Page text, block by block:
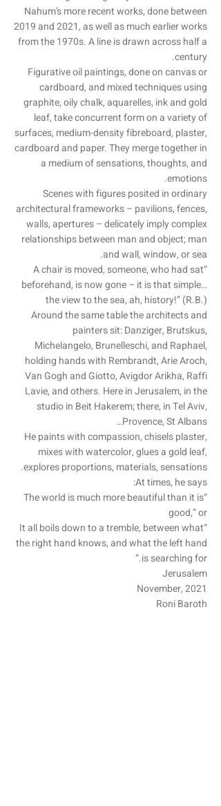
Nahum’s more recent works, done between
2019 and 2021, as well as much earlier works
from the 1970s. A line is drawn across half a
century.
Figurative oil paintings, done on canvas or
cardboard, and mixed techniques using
graphite, oily chalk, aquarelles, ink and gold
leaf, take concurrent form on a variety of
surfaces, medium-density fibreboard, plaster,
cardboard and paper. They merge together in
a medium of sensations, thoughts, and
emotions.
Scenes with figures posited in ordinary
architectural frameworks – pavilions, fences,
walls, apertures – delicately imply complex
relationships between man and object; man
and wall, window, or sea.
“A chair is moved, someone, who had sat
beforehand, is now gone – it is that simple…
the view to the sea, ah, history!” (R.B.)
Around the same table the architects and
painters sit: Danziger, Brutskus,
Michelangelo, Brunelleschi, and Raphael,
holding hands with Rembrandt, Arie Aroch,
Van Gogh and Giotto, Avigdor Arikha, Raffi
Lavie, and others. Here in Jerusalem, in the
studio in Beit Hakerem; there, in Tel Aviv,
Provence, St Albans…
He paints with compassion, chisels plaster,
mixes with watercolor, glues a gold leaf,
explores proportions, materials, sensations.
At times, he says:
“The world is much more beautiful than it is
good,” or
“It all boils down to a tremble, between what
the right hand knows, and what the left hand
is searching for.”
Jerusalem
November, 2021
Roni Baroth